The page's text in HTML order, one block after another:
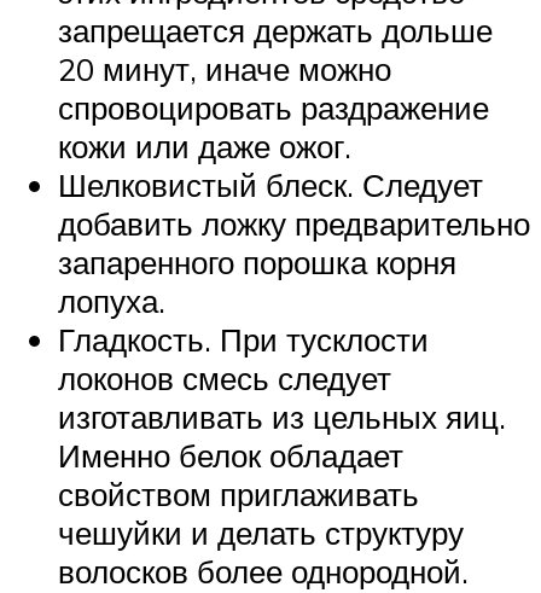
запрещается держать дольше
20 минут, иначе можно
спровоцировать раздражение
кожи или даже ожог.
Шелковистый блеск. Следует
добавить ложку предварительно
запаренного порошка корня
лопуха.
Гладкость. При тусклости
локонов смесь следует
изготавливать из цельных яиц.
Именно белок обладает
свойством приглаживать
чешуйки и делать структуру
волосков более однородной.